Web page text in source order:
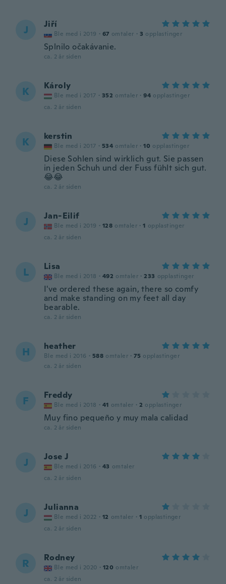
J Jiří
Ble med i 2019 · 67 omtaler · 3 opplastinger
Splnilo očakávanie.
ca. 2 år siden
K Károly
Ble med i 2017 · 352 omtaler · 94 opplastinger
ca. 2 år siden
K kerstin
Ble med i 2017 · 534 omtaler · 10 opplastinger
Diese Sohlen sind wirklich gut. Sie passen
in jeden Schuh und der Fuss fühlt sich gut.
😂😂
ca. 2 år siden
J Jan-Eilif
Ble med i 2019 · 128 omtaler · 1 opplastinger
ca. 2 år siden
L Lisa
Ble med i 2018 · 492 omtaler · 233 opplastinger
I've ordered these again, there so comfy
and make standing on my feet all day
bearable.
ca. 2 år siden
H heather
Ble med i 2016 · 588 omtaler · 75 opplastinger
ca. 2 år siden
F Freddy
Ble med i 2018 · 41 omtaler · 2 opplastinger
Muy fino pequeño y muy mala calidad
ca. 2 år siden
J Jose J
Ble med i 2016 · 43 omtaler
ca. 2 år siden
J Julianna
Ble med i 2022 · 12 omtaler · 1 opplastinger
ca. 2 år siden
R Rodney
Ble med i 2020 · 120 omtaler
ca. 2 år siden